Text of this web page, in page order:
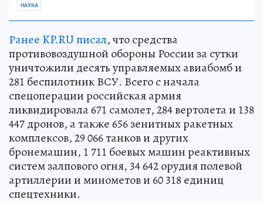
НАУКА
Ранее KP.RU писал, что средства
противовоздушной обороны России за сутки
уничтожили десять управляемых авиабомб и
281 беспилотник ВСУ. Всего с начала
спецоперации российская армия
ликвидировала 671 самолет, 284 вертолета и 138
447 дронов, а также 656 зенитных ракетных
комплексов, 29 066 танков и других
бронемашин, 1 711 боевых машин реактивных
систем залпового огня, 34 642 орудия полевой
артиллерии и минометов и 60 318 единиц
спецтехники.